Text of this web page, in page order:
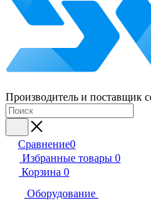
Производитель и поставщик
Сравнение0
Избранные товары 0
Корзина 0
Оборудование